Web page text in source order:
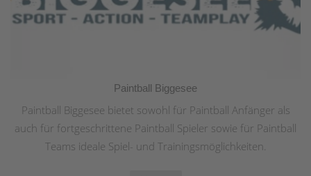
Paintball Biggesee
Paintball Biggesee bietet sowohl für Paintball Anfänger als
auch für fortgeschrittene Paintball Spieler sowie für Paintball
Teams ideale Spiel- und Trainingsmöglichkeiten.